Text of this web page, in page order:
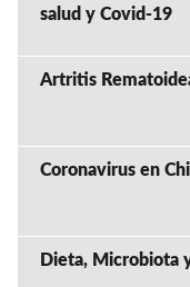
salud y Covid-19
Artritis
Coronavirus en
Dieta, Microbiota